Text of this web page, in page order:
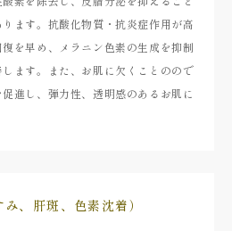
ます。抗酸化物質・抗炎症作用が高
を早め、メラニン色素の生成を抑制
ます。また、お肌に欠くことのので
進し、弾力性、透明感のあるお肌に
、肝斑、色素沈着）